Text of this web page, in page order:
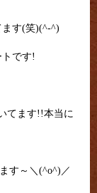
ます(笑)(^-^)
です!
てます!!本当に
す～＼(^o^)／